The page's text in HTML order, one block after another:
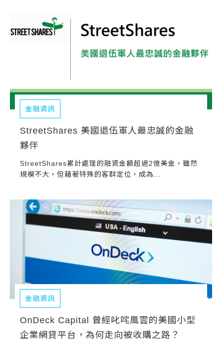
金融資訊
StreetShares 美國退伍軍人最忠誠的金融
夥伴
StreetShares累計處理的融資金額超過2億美金，雖然
規模不大，但藉著特殊的客群定位，成為...
金融資訊
OnDeck Capital 曾經叱咤風雲的美國小型
企業網貸平台，為何走向被收購之路？